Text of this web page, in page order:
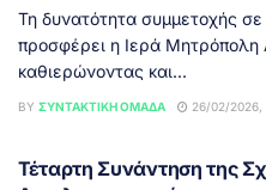
Τη δυνατότητα συμμετοχής
προσφέρει η Ιερά Μητρόπολη
καθιερώνοντας και...
BY ΣΥΝΤΑΚΤΙΚΉ ΟΜΆΔΑ 26/02/2026,
Τέταρτη Συνάντηση της